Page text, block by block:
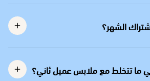
الشهر؟
تتخلط مع ملابس عميل ثاني؟